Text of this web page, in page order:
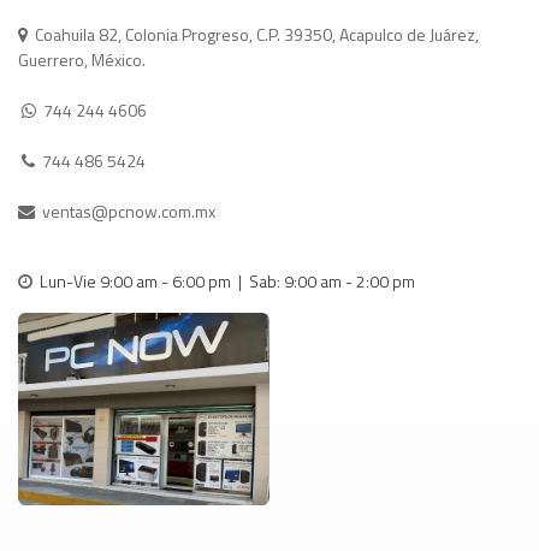
Coahuila 82, Colonia Progreso, C.P. 39350, Acapulco de Juárez,
Guerrero, México.
744 244 4606
744 486 5424
ventas@pcnow.com.mx
Lun-Vie 9:00 am - 6:00 pm | Sab: 9:00 am - 2:00 pm